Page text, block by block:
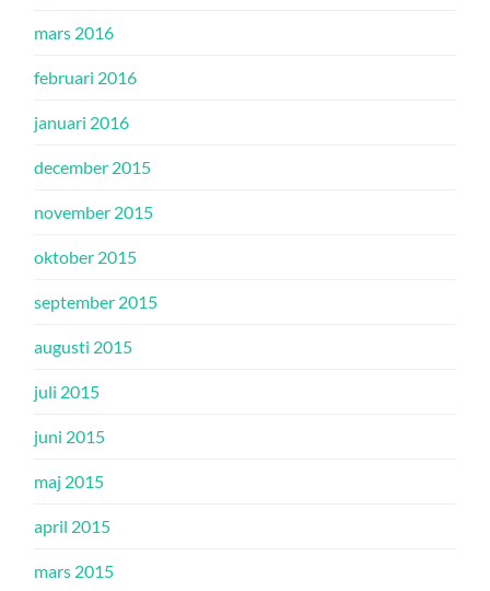
mars 2016
februari 2016
januari 2016
december 2015
november 2015
oktober 2015
september 2015
augusti 2015
juli 2015
juni 2015
maj 2015
april 2015
mars 2015